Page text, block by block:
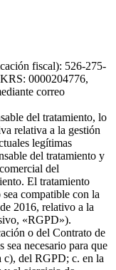
fiscal): 526-275-
0000204776,
correo
del tratamiento, lo
relativa a la gestión
legítimas
del tratamiento y
del
El tratamiento
compatible con la
2016, relativo a la
«RGPD»).
o del Contrato de
necesario para que
c), del RGPD; c. en la